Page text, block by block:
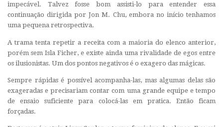
impecável. Talvez fosse bom assisti-lo para entender essa
continuação dirigida por Jon M. Chu, embora no início tenhamos
uma pequena retrospectiva.
A trama tenta repetir a receita com a maioria do elenco anterior,
porém sem Isla Ficher, e existe ainda uma rivalidade de egos entre
os ilusionistas. Um dos pontos negativos é o exagero das mágicas.
Sempre rápidas é possível acompanha-las, mas algumas delas são
exageradas e precisariam contar com uma grande equipe e tempo
de ensaio suficiente para colocá-las em pratica. Então ficam
forçadas.